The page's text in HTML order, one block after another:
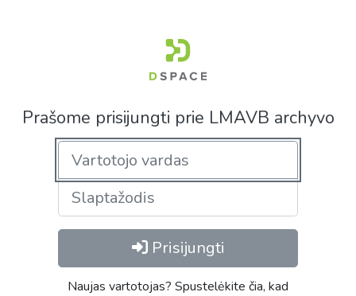
Prašome prisijungti prie LMAVB archyvo
Prisijungti
Naujas vartotojas? Spustelėkite čia, kad